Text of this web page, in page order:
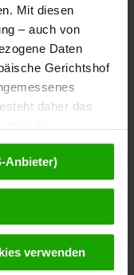
Mit diesen
– auch von
Daten
Gerichtshof
daher das
(z.B. Google,
zu Kontroll- und
dagegen keine
stehen. Mit
werden
Anbieter)
verwenden
07 12:00:25